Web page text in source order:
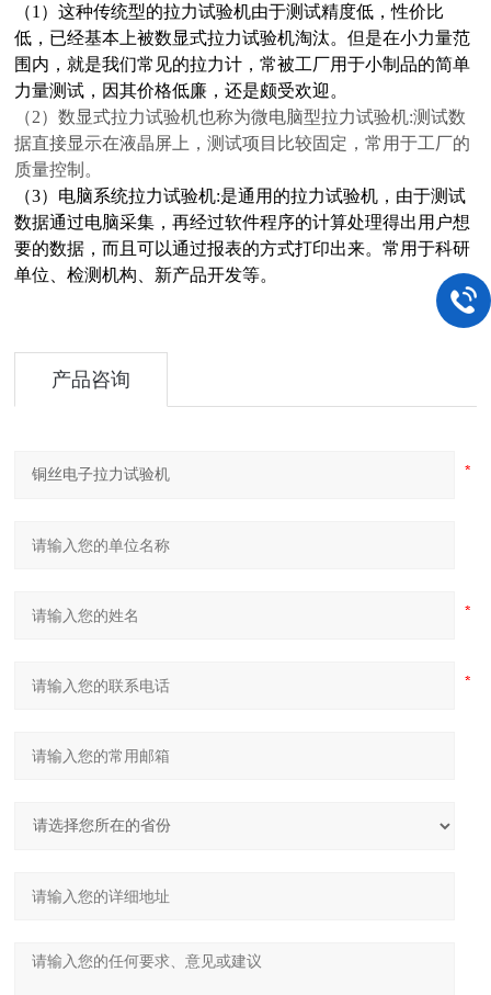
（1）这种传统型的拉力试验机由于测试精度低，性价比
低，已经基本上被数显式拉力试验机淘汰。但是在小力量范
围内，就是我们常见的拉力计，常被工厂用于小制品的简单
力量测试，因其价格低廉，还是颇受欢迎。
（2）数显式拉力试验机也称为微电脑型拉力试验机:测试数
据直接显示在液晶屏上，测试项目比较固定，常用于工厂的
质量控制。
（3）电脑系统拉力试验机:是通用的拉力试验机，由于测试
数据通过电脑采集，再经过软件程序的计算处理得出用户想
要的数据，而且可以通过报表的方式打印出来。常用于科研
单位、检测机构、新产品开发等。
产品咨询